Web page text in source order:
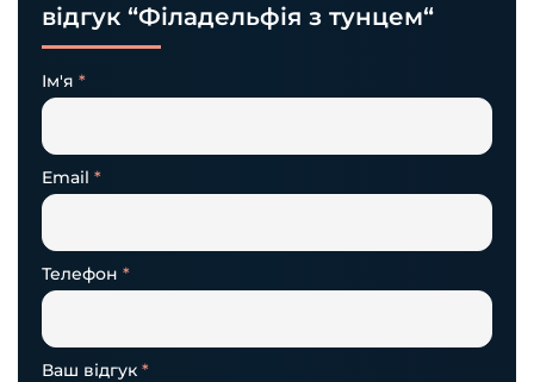
відгук “Філадельфія з тунцем“
Ім'я *
Email *
Телефон *
Ваш відгук *